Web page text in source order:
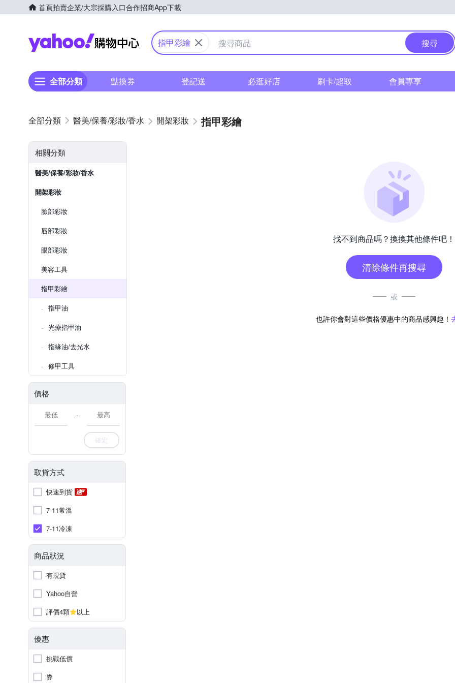
首頁拍賣企業/大宗採購入口合作招商App下載
Yahoo購物中心
指甲彩繪 搜尋
全部分類 點換券 登記送 必逛好店 刷卡/超取 會員專享
醫美/保養/彩妝/香水 開架彩妝 指甲彩繪
相關分類
醫美/保養/彩妝/香水
開架彩妝
臉部彩妝
唇部彩妝
眼部彩妝
美容工具
指甲彩繪
指甲油
光療指甲油
指緣油/去光水
修甲工具
價格
-
確定
取貨方式
快速到貨
7-11常溫
7-11冷凍
商品狀況
有現貨
Yahoo自營
評價4顆
以上
優惠
挑戰低價
券
找不到商品嗎？換換其他條件吧！
清除條件再搜尋
或
也許你會對這些價格優惠中的商品感興趣！